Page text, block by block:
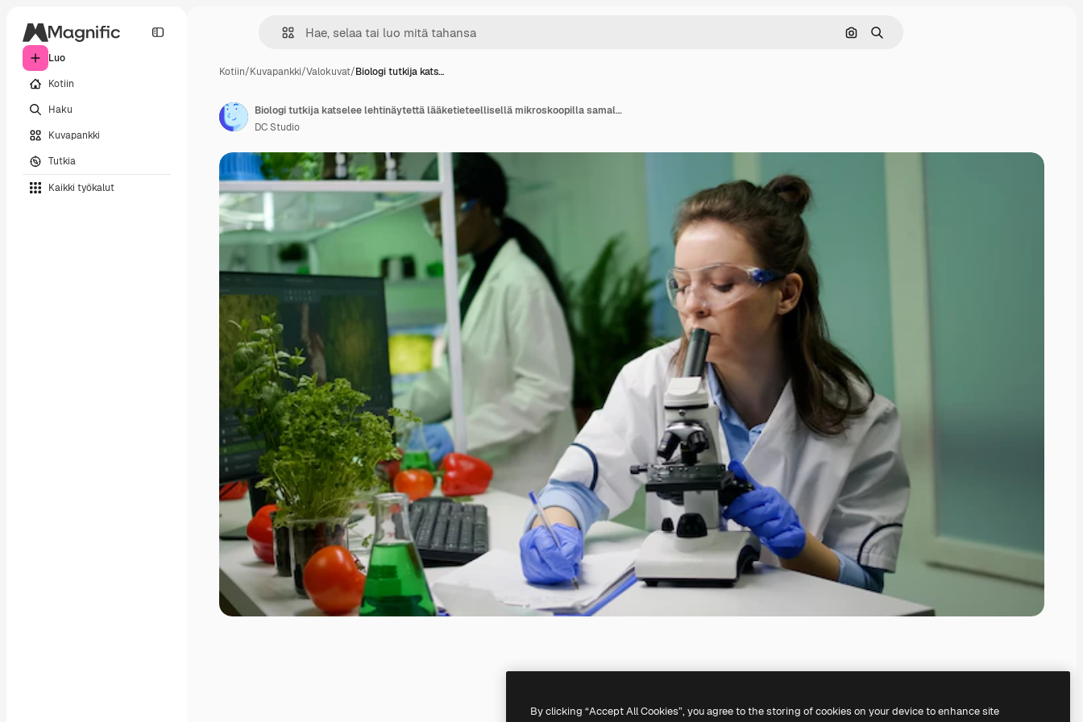
Luo
Kotiin
Haku
Kuvapankki
Tutkia
Kaikki työkalut
Hae kuvan perusteella
Haku
Kotiin/Kuvapankki/Valokuvat/Biologi tutkija kats…
Biologi tutkija katselee lehtinäytettä lääketieteellisellä mikroskoopilla samalla kun kirjoittaa gmo-asiantuntemusta muistilehtiöön. Kemisti tutkii biologista löytöä kasvista työskennellessään lääkelaboratoriossa
DC Studio
By clicking “Accept All Cookies”, you agree to the storing of cookies on your device to enhance site